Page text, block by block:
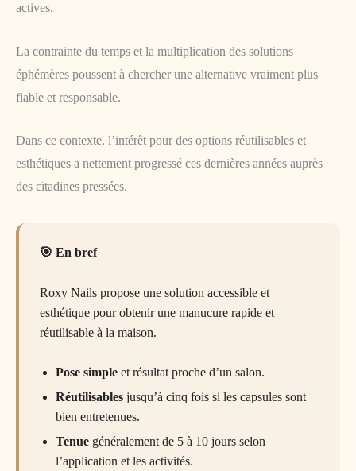
actives.
La contrainte du temps et la multiplication des solutions
éphémères poussent à chercher une alternative vraiment plus
fiable et responsable.
Dans ce contexte, l’intérêt pour des options réutilisables et
esthétiques a nettement progressé ces dernières années auprès
des citadines pressées.
En bref
Roxy Nails propose une solution accessible et
esthétique pour obtenir une manucure rapide et
réutilisable à la maison.
Pose simple et résultat proche d’un salon.
Réutilisables jusqu’à cinq fois si les capsules sont
bien entretenues.
Tenue généralement de 5 à 10 jours selon
l’application et les activités.